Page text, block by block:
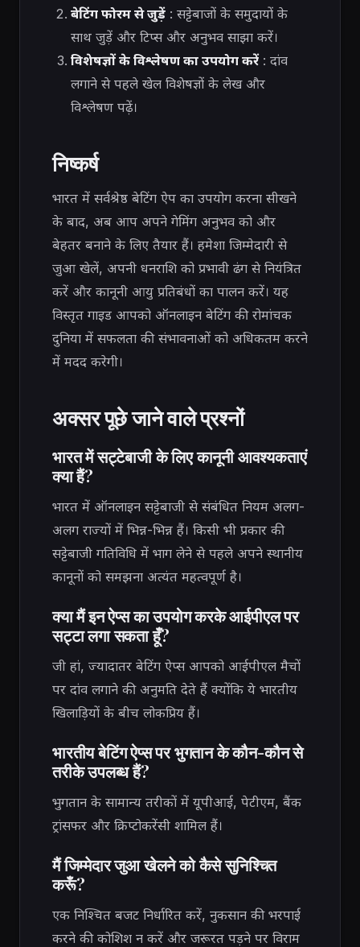
बेटिंग फोरम से जुड़ें: सट्टेबाजों के समुदायों के
साथ जुड़ें और टिप्स और अनुभव साझा करें।
विशेषज्ञों के विश्लेषण का उपयोग करें: दांव
लगाने से पहले खेल विशेषज्ञों के लेख और
विश्लेषण पढ़ें।
निष्कर्ष
भारत में सर्वश्रेष्ठ बेटिंग ऐप का उपयोग करना सीखने
के बाद, अब आप अपने गेमिंग अनुभव को और
बेहतर बनाने के लिए तैयार हैं। हमेशा जिम्मेदारी से
जुआ खेलें, अपनी धनराशि को प्रभावी ढंग से नियंत्रित
करें और कानूनी आयु प्रतिबंधों का पालन करें। यह
विस्तृत गाइड आपको ऑनलाइन बेटिंग की रोमांचक
दुनिया में सफलता की संभावनाओं को अधिकतम करने
में मदद करेगी।
अक्सर पूछे जाने वाले प्रश्नों
भारत में सट्टेबाजी के लिए कानूनी आवश्यकताएं
क्या हैं?
भारत में ऑनलाइन सट्टेबाजी से संबंधित नियम अलग-
अलग राज्यों में भिन्न-भिन्न हैं। किसी भी प्रकार की
सट्टेबाजी गतिविधि में भाग लेने से पहले अपने स्थानीय
कानूनों को समझना अत्यंत महत्वपूर्ण है।
क्या मैं इन ऐप्स का उपयोग करके आईपीएल पर
सट्टा लगा सकता हूँ?
जी हां, ज्यादातर बेटिंग ऐप्स आपको आईपीएल मैचों
पर दांव लगाने की अनुमति देते हैं क्योंकि ये भारतीय
खिलाड़ियों के बीच लोकप्रिय हैं।
भारतीय बेटिंग ऐप्स पर भुगतान के कौन-कौन से
तरीके उपलब्ध हैं?
भुगतान के सामान्य तरीकों में यूपीआई, पेटीएम, बैंक
ट्रांसफर और क्रिप्टोकरेंसी शामिल हैं।
मैं जिम्मेदार जुआ खेलने को कैसे सुनिश्चित
करूँ?
एक निश्चित बजट निर्धारित करें, नुकसान की भरपाई
करने की कोशिश न करें और जरूरत पड़ने पर विराम